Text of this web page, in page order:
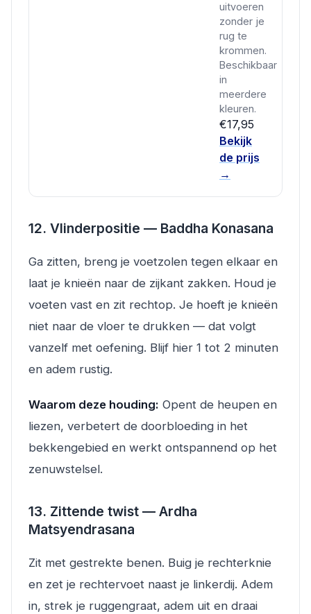
uitvoeren
zonder je
rug te
krommen.
Beschikbaar
in
meerdere
kleuren.
€17,95
Bekijk
de prijs
→
12. Vlinderpositie — Baddha Konasana
Ga zitten, breng je voetzolen tegen elkaar en
laat je knieën naar de zijkant zakken. Houd je
voeten vast en zit rechtop. Je hoeft je knieën
niet naar de vloer te drukken — dat volgt
vanzelf met oefening. Blijf hier 1 tot 2 minuten
en adem rustig.
Waarom deze houding: Opent de heupen en
liezen, verbetert de doorbloeding in het
bekkengebied en werkt ontspannend op het
zenuwstelsel.
13. Zittende twist — Ardha
Matsyendrasana
Zit met gestrekte benen. Buig je rechterknie
en zet je rechtervoet naast je linkerdij. Adem
in, strek je ruggengraat, adem uit en draai